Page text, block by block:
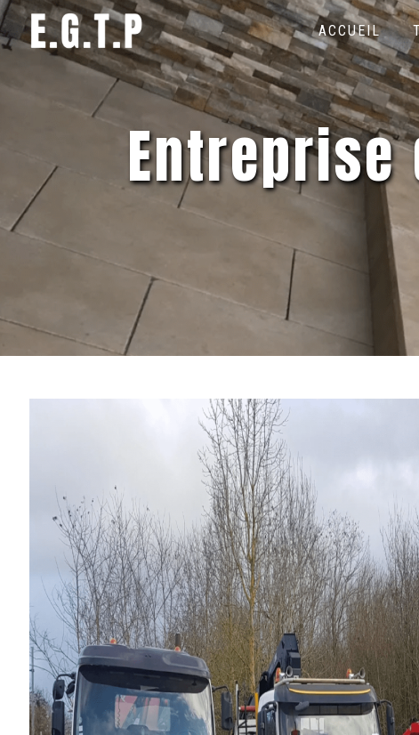
ACCUEIL
Panneau de gestion des cookies